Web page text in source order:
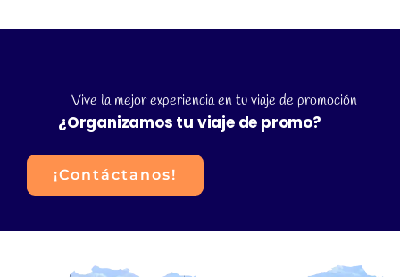
Vive la mejor experiencia en tu viaje de promoción
¿Organizamos tu viaje de promo?
¡Contáctanos!